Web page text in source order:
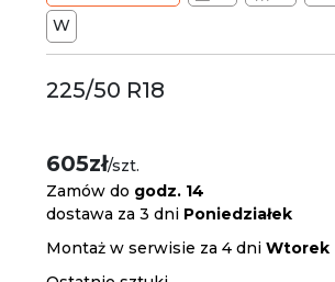
W
225/50 R18
605zł/szt.
Zamów do godz. 14
dostawa za 3 dni Poniedziałek
Montaż w serwisie za 4 dniWtorek